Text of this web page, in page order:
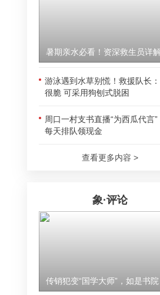
游泳遇到水草别慌！救援队长
很脆 可采用狗刨式脱困
周口一村支书直播“为西瓜代言”
每天排队领现金
查看更多内容 >
象·评论